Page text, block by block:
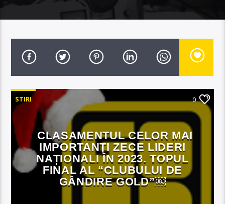
STIRI 0
CLASAMENTUL CELOR MAI
IMPORTANȚI ZECE LIDERI
NAȚIONALI ÎN 2023. TOPUL
FINAL AL “CLUBULUI DE
GÂNDIRE GOLD”￼